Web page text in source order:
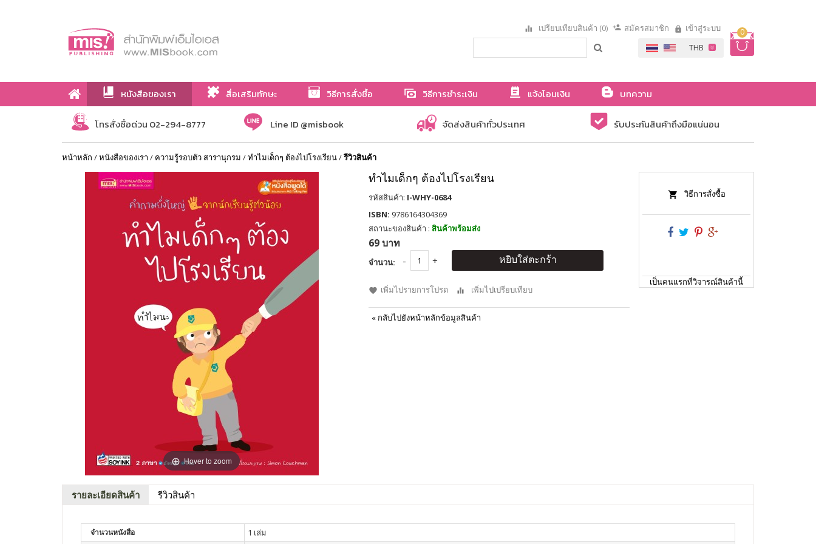
0
เปรียบเทียบสินค้า (0) สมัครสมาชิก เข้าสู่ระบบ
หนังสือของเรา สื่อเสริมทักษะ วิธีการสั่งซื้อ วิธีการชำระเงิน แจ้งโอนเงิน
บทความ
เกี่ยวกับเรา
โทรสั่งซื้อด่วน 02-294-8777 Line ID @misbook จัดส่งสินค้าทั่วประเทศ รับประกันสินค้าถึงมือแน่นอน
หน้าหลัก /หนังสือของเรา / ความรู้รอบตัว สารานุกรม /ทำไมเด็กๆ ต้องไปโรงเรียน/รีวิวสินค้า
Hover to zoom
ทำไมเด็กๆ ต้องไปโรงเรียน
รหัสสินค้า: I-WHY-0684
ISBN: 9786164304369
สถานะของสินค้า : สินค้าพร้อมส่ง
69 บาท
จำนวน: หยิบใส่ตะกร้า
เพิ่มไปรายการโปรด เพิ่มไปเปรียบเทียบ
« กลับไปยังหน้าหลักข้อมูลสินค้า
วิธีการสั่งซื้อ
เป็นคนแรกที่วิจารณ์สินค้านี้
รายละเอียดสินค้า รีวิวสินค้า
จำนวนหนังสือ 1 เล่ม